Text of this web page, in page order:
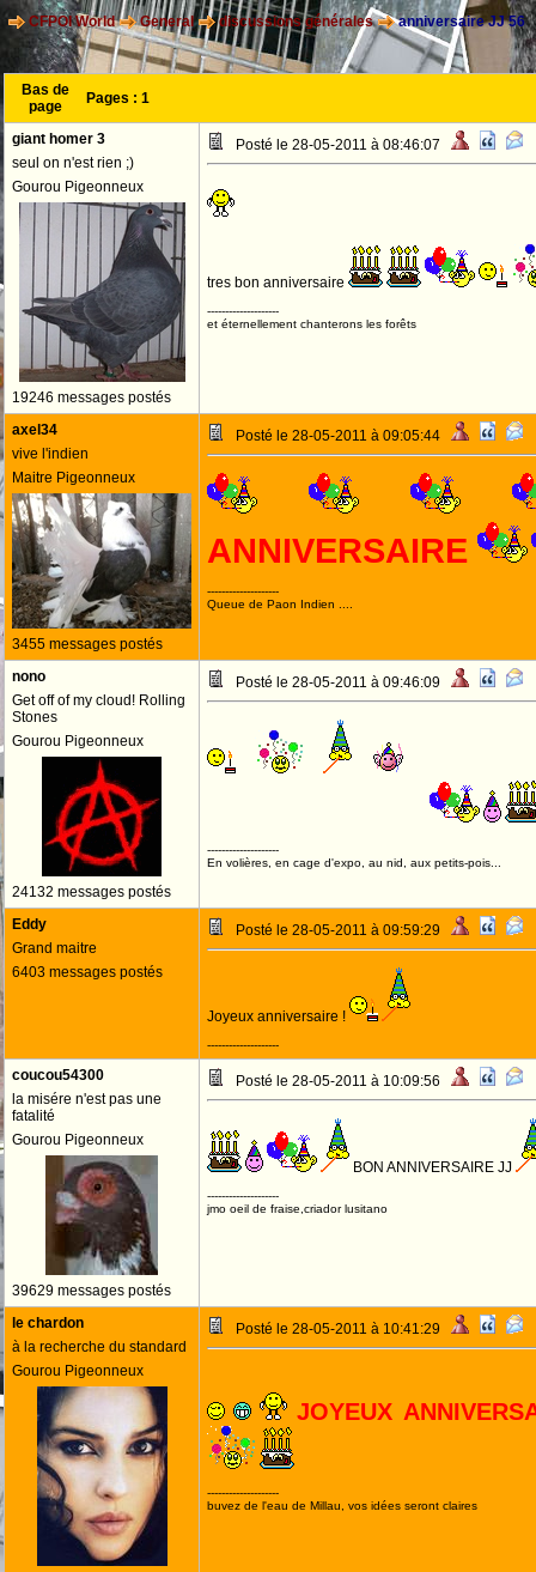
CFPOI World General discussions générales anniversaire JJ 56
Bas de
page
Pages : 1
giant homer 3
seul on n'est rien ;)
Gourou Pigeonneux
19246 messages postés
Posté le 28-05-2011 à 08:46:07
tres bon anniversaire
--------------------
et éternellement chanterons les forêts
axel34
vive l'indien
Maitre Pigeonneux
3455 messages postés
Posté le 28-05-2011 à 09:05:44
ANNIVERSAIRE
--------------------
Queue de Paon Indien ....
nono
Get off of my cloud! Rolling
Stones
Gourou Pigeonneux
24132 messages postés
Posté le 28-05-2011 à 09:46:09
--------------------
En volières, en cage d'expo, au nid, aux petits-pois...
Eddy
Grand maitre
6403 messages postés
Posté le 28-05-2011 à 09:59:29
Joyeux anniversaire !
--------------------
coucou54300
la misére n'est pas une
fatalité
Gourou Pigeonneux
39629 messages postés
Posté le 28-05-2011 à 10:09:56
BON ANNIVERSAIRE JJ
--------------------
jmo oeil de fraise,criador lusitano
le chardon
à la recherche du standard
Gourou Pigeonneux
Posté le 28-05-2011 à 10:41:29
JOYEUX
--------------------
buvez de l'eau de Millau, vos idées seront claires